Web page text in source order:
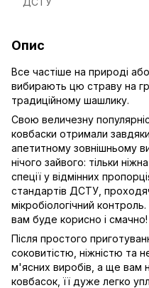
Опис
Все частіше на природі або
вибирають цю страву на
традиційному шашлику.
Свою величезну
ковбаски отримали
апетитному зовнішньому
нічого зайвого: тільки
спеції у відмінних
стандартів ДСТУ,
мікробіологічний
вам буде корисно і смачно!
Після простого
соковитістю, ніжністю та
м'ясних виробів, а ще вам
ковбасок, її дуже легко